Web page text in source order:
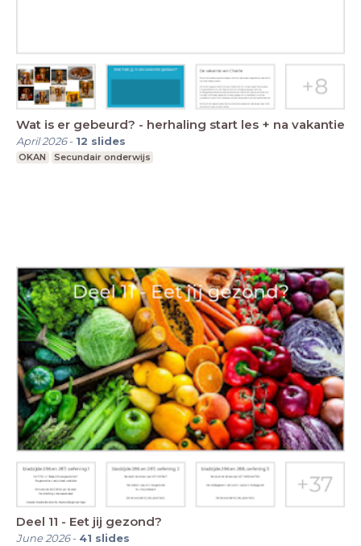
Wat is er gebeurd? - herhaling start les + na vakantie
April 2026- 12 slides
OKAN Secundair onderwijs
Deel 11 - Eet jij gezond?
June 2026- 41 slides